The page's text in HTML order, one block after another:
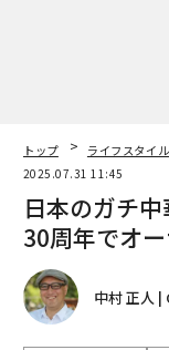
トップ ライフスタイル
2025.07.31 11:45
日本のガチ
30周年でオ
中村 正人